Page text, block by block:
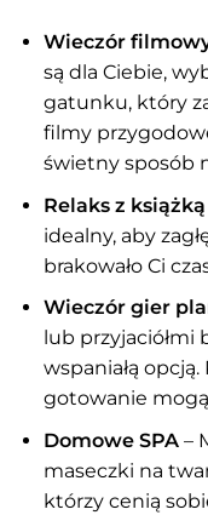
Wieczór
są dla Ciebie,
gatunku, który
filmy
świetny sposób
Relaks z książką
idealny, aby
brakowało Ci
Wieczór gier
lub przyjaciółmi
wspaniałą
gotowanie
Domowe SPA–
maseczki na
którzy cenią